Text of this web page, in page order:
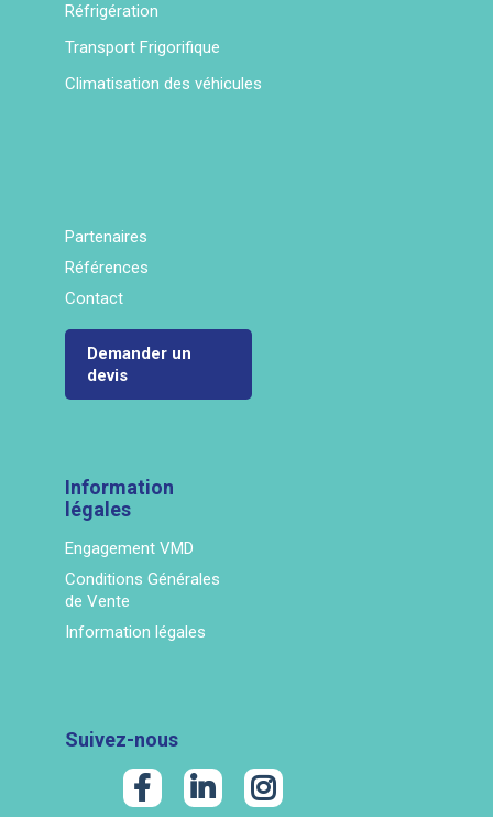
Réfrigération
Transport Frigorifique
Climatisation des véhicules
Partenaires
Références
Contact
Demander un
devis
Information
légales
Engagement VMD
Conditions Générales
de Vente
Information légales
Suivez-nous